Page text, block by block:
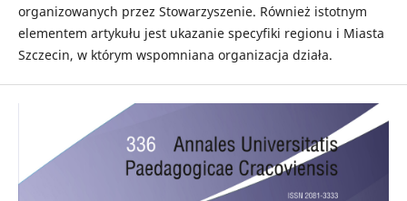
organizowanych przez Stowarzyszenie. Również istotnym
elementem artykułu jest ukazanie specyfiki regionu i Miasta
Szczecin, w którym wspomniana organizacja działa.